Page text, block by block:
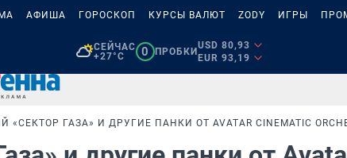
АФИША ГОРОСКОП КУРСЫ ВАЛЮТ ZODY ИГРЫ
СЕЙЧАС
+27°C
0 ПРОБКИ
USD 80,93
EUR 93,19
ГАЗА» И ДРУГИЕ ПАНКИ ОТ AVATAR CINEMATIC